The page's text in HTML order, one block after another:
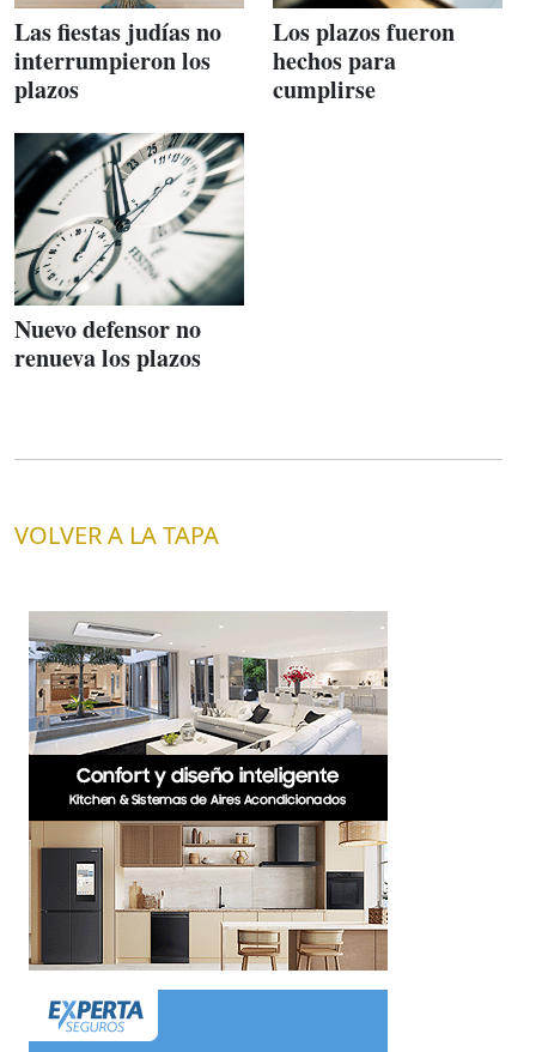
Las fiestas judías no
interrumpieron los
plazos
Los plazos fueron
hechos para
cumplirse
Nuevo defensor no
renueva los plazos
VOLVER A LA TAPA